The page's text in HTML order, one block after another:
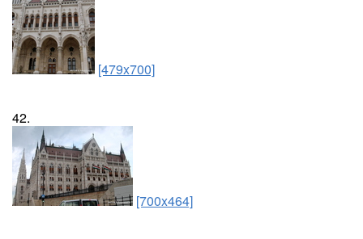
[479x700]
42.
[700x464]